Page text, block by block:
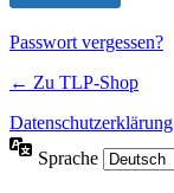
Passwort vergessen?
← Zu TLP-Shop
Datenschutzerklärung
Sprache